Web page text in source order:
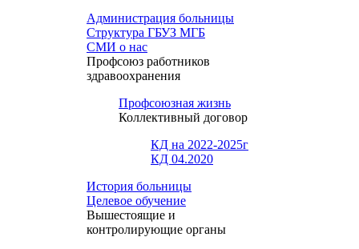
Администрация больницы
Структура ГБУЗ МГБ
СМИ о нас
Профсоюз работников
здравоохранения
Профсоюзная жизнь
Коллективный договор
КД на 2022-2025г
КД 04.2020
История больницы
Целевое обучение
Вышестоящие и
контролирующие органы